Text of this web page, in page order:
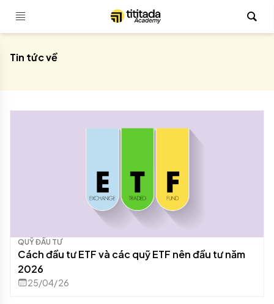
Tin tức về
QUỸ ĐẦU TƯ
Cách đầu tư ETF và các quỹ ETF nên đầu tư năm
2026
25/04/26